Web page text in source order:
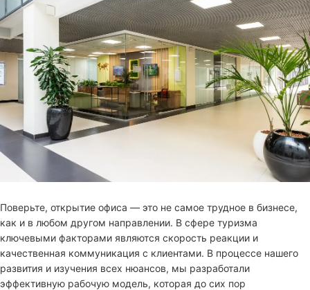
Поверьте, открытие офиса — это не самое трудное в бизнесе,
как и в любом другом направлении. В сфере туризма
ключевыми факторами являются скорость реакции и
качественная коммуникация с клиентами. В процессе нашего
развития и изучения всех нюансов, мы разработали
эффективную рабочую модель, которая до сих пор